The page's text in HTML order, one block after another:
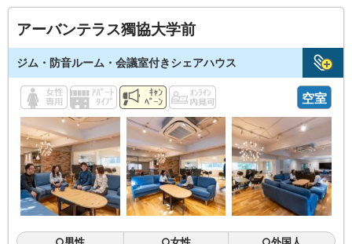
アーバンテラス獨協大学前
ジム・防音ルーム・会議室付きシェアハウス
空室